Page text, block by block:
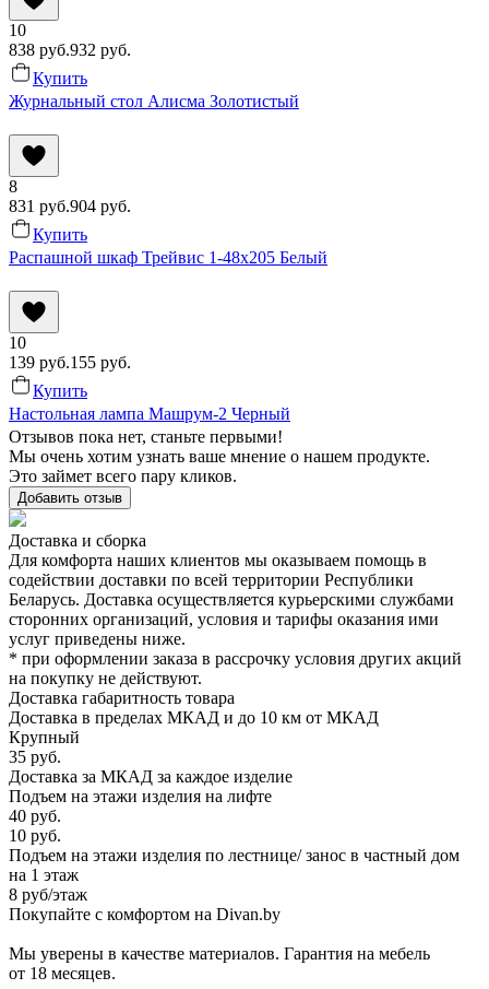
10
838 руб.932 руб.
Купить
Журнальный стол Алисма Золотистый
8
831 руб.904 руб.
Купить
Распашной шкаф Трейвис 1-48x205 Белый
10
139 руб.155 руб.
Купить
Настольная лампа Машрум-2 Черный
Отзывов пока нет, станьте первыми!
Мы очень хотим узнать ваше мнение о нашем продукте.
Это займет всего пару кликов.
Добавить отзыв
Доставка и сборка
Для комфорта наших клиентов мы оказываем помощь в
содействии доставки по всей территории Республики
Беларусь. Доставка осуществляется курьерскими службами
сторонних организаций, условия и тарифы оказания ими
услуг приведены ниже.
* при оформлении заказа в рассрочку условия других акций
на покупку не действуют.
Доставка габаритность товара
Доставка в пределах МКАД и до 10 км от МКАД
Крупный
35 руб.
Доставка за МКАД за каждое изделие
Подъем на этажи изделия на лифте
40 руб.
10 руб.
Подъем на этажи изделия по лестнице/ занос в частный дом
на 1 этаж
8 руб/этаж
Покупайте с комфортом на Divan.by
Мы уверены в качестве материалов. Гарантия на мебель
от 18 месяцев.